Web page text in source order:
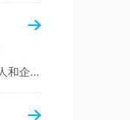
贷款是一种金融工具，它可以帮助个人和企业解决